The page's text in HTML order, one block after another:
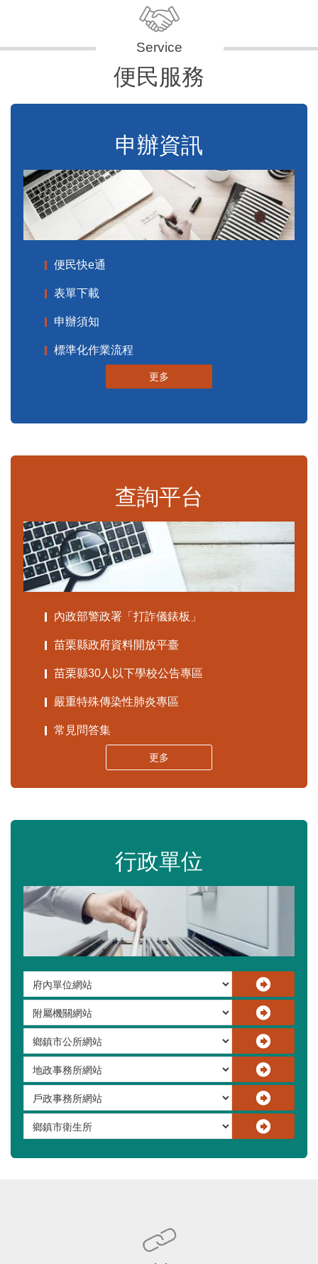
便民服務
申辦資訊
便民快e通
表單下載
申辦須知
標準化作業流程
更多
查詢平台
內政部警政署「打詐儀錶板」
苗栗縣政府資料開放平臺
苗栗縣30人以下學校公告專區
嚴重特殊傳染性肺炎專區
常見問答集
更多
行政單位